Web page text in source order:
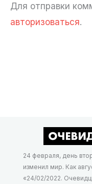
Для отправки
авторизоваться.
24 февраля, день
изменил мир. Как
«24/02/2022.